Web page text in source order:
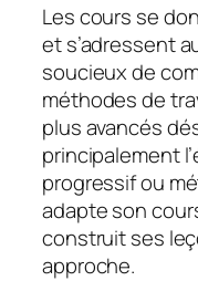
Les cours se
et s’adressent
soucieux de
méthodes de
plus avancés
principalement
progressif ou
adapte son
construit ses
approche.